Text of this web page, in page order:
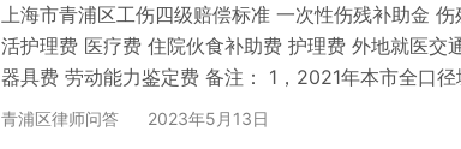
上海市青浦区工伤四级赔偿标准 一次性伤残补助金
活护理费 医疗费 住院伙食补助费 护理费 外地就医交
器具费 劳动能力鉴定费 备注： 1，2021年本市全口
资为136757元，月平均工资为11396元，比上年增长
青浦区律师问答 2023年5月13日